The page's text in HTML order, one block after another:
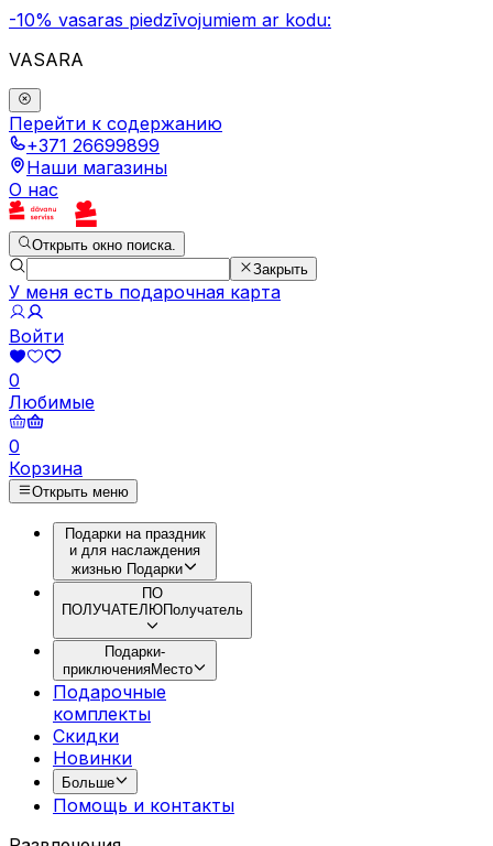
-10% vasaras piedzīvojumiem ar kodu:
VASARA
Перейти к содержанию
+371 26699899
Наши магазины
О нас
Открыть окно поиска.
Закрыть
У меня есть подарочная карта
Войти
0
Любимые
0
Корзина
Открыть меню
Подарки на праздник
и для наслаждения
жизнью Подарки
ПО
ПОЛУЧАТЕЛЮПолучатель
Подарки-
приключенияМесто
Подарочные
комплекты
Скидки
Новинки
Больше
Помощь и контакты